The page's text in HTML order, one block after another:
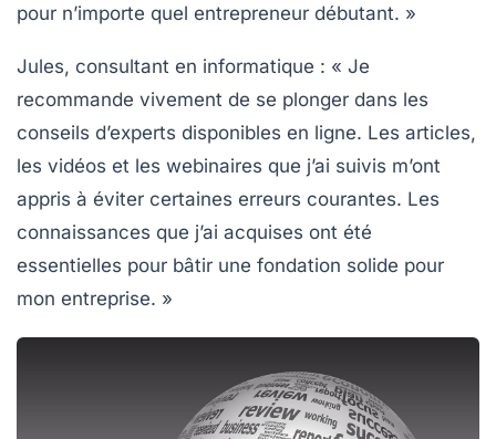
pour n’importe quel entrepreneur débutant. »
Jules, consultant en informatique : « Je
recommande vivement de se plonger dans les
conseils d’experts disponibles en ligne. Les articles,
les vidéos et les webinaires que j’ai suivis m’ont
appris à éviter certaines erreurs courantes. Les
connaissances que j’ai acquises ont été
essentielles pour bâtir une fondation solide pour
mon entreprise. »